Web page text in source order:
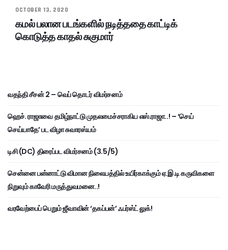
OCTOBER 13, 2020
கமல் பலான படங்களில் நடித்ததை காட்டிக்
கொடுத்த காதல் சுகுமார்
வதந்தி சீசன் 2 – வெப் தொடர் விமர்சனம்
ஹெச். ராஜாவை தமிழ்நாட்டு முதலமைச்சராகிய எஸ்.ராஜா..! – ‘செய்
செய்யாதே’ பட விழா சுவாரஸ்யம்
டிசி (DC) திரைப்பட விமர்சனம் (3.5/5)
சென்னை பன்னாட்டு விமான நிலையத்தில் உயிர்காக்கும் ஏ.இ.டி கருவிகளை
நிறுவும் காவேரி மருத்துவமனை..!
வரவேற்பைப் பெறும் ஜீவாவின் ‘தகப்பன்’ ஃபர்ஸ்ட் லுக்!